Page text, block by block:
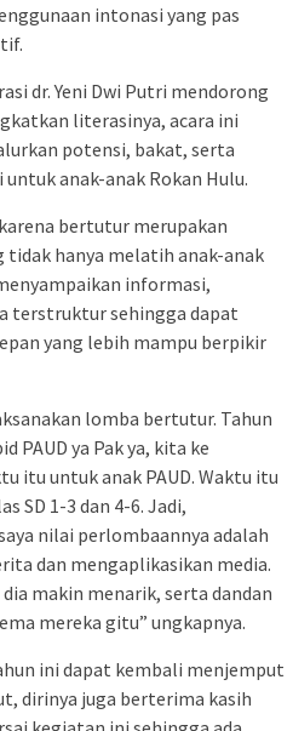
intonasi yang pas
dr. Yeni Dwi Putri mendorong
literasinya, acara ini
potensi, bakat, serta
anak-anak Rokan Hulu.
bertutur merupakan
tidak hanya melatih anak-anak
informasi,
terstruktur sehingga dapat
yang lebih mampu berpikir
lomba bertutur. Tahun
PAUD ya Pak ya, kita ke
itu untuk anak PAUD. Waktu itu
SD 1-3 dan 4-6. Jadi,
nilai perlombaannya adalah
dan mengaplikasikan media.
makin menarik, serta dandan
mereka gitu” ungkapnya.
ini dapat kembali menjemput
dirinya juga berterima kasih